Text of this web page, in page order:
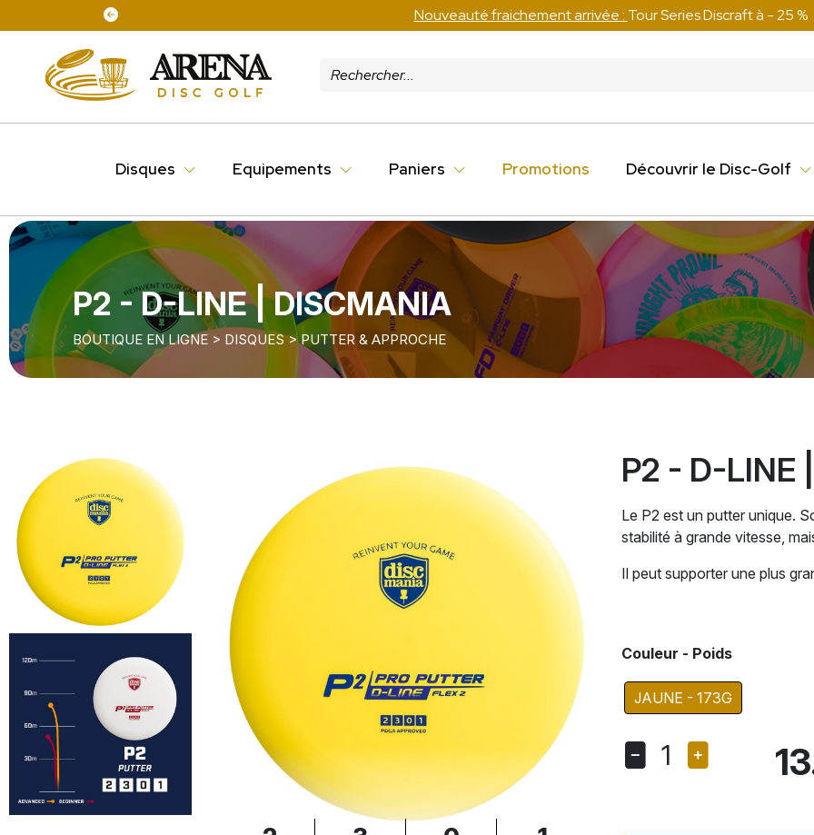
Nouveauté fraichement arrivée : Tour Series Discraft à - 25 %
Disques Equipements Paniers Promotions Découvrir le Disc-Golf
P2 - D-LINE | DISCMANIA
BOUTIQUE EN LIGNE > DISQUES>PUTTER & APPROCHE
P2 - D-LINE
Le P2 est un putter unique.
stabilité à grande vitesse,
Il peut supporter une plus
Couleur - Poids
JAUNE - 173G
1